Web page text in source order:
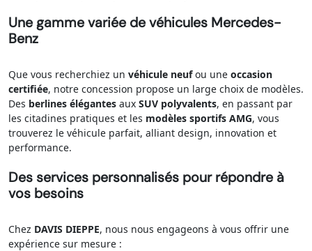
Une gamme variée de véhicules Mercedes-
Benz
Que vous recherchiez un véhicule neufou une occasion
certifiée, notre concession propose un large choix de modèles.
Des berlines élégantes aux SUV polyvalents, en passant par
les citadines pratiques et les modèles sportifs AMG, vous
trouverez le véhicule parfait, alliant design, innovation et
performance.
Des services personnalisés pour répondre à
vos besoins
Chez DAVIS DIEPPE, nous nous engageons à vous offrir une
expérience sur mesure :